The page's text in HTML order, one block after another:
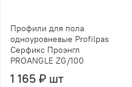
Профили для пола
одноуровневые Profilpas
Серфикс Проэнгл
PROANGLE ZG/100
1 165 ₽ шт